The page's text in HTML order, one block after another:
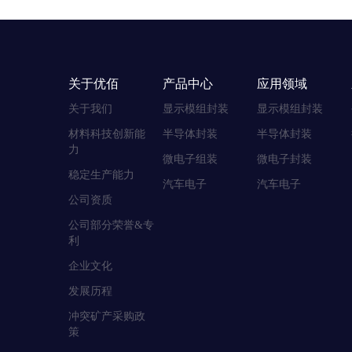
关于优佰
关于我们
材料科技创新能
力
稳定生产能力
公司资质
公司部分荣誉&专
利
企业文化
发展历程
冲突矿产采购政
策
产品中心
显示模组封装
半导体封装
微电子组装
汽车电子
应用领域
显示模组封装
半导体封装
微电子封装
汽车电子